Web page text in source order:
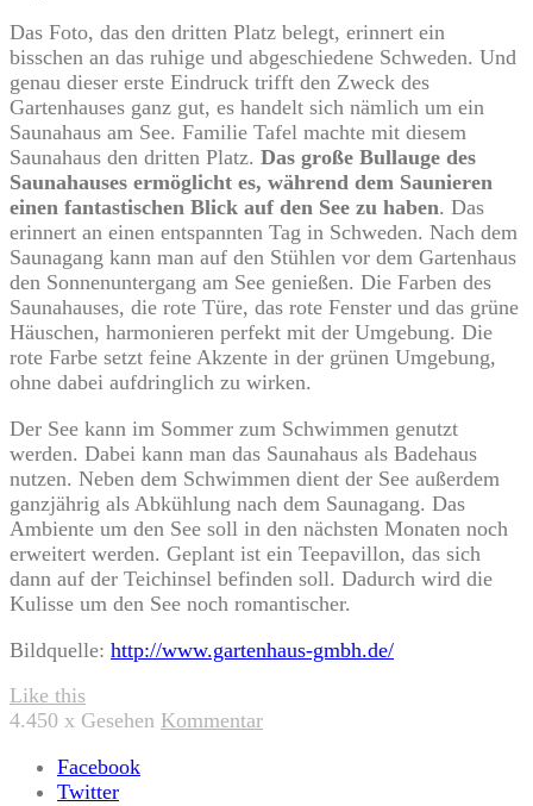
Das Foto, das den dritten Platz belegt, erinnert ein
bisschen an das ruhige und abgeschiedene Schweden. Und
genau dieser erste Eindruck trifft den Zweck des
Gartenhauses ganz gut, es handelt sich nämlich um ein
Saunahaus am See. Familie Tafel machte mit diesem
Saunahaus den dritten Platz. Das große Bullauge des
Saunahauses ermöglicht es, während dem Saunieren
einen fantastischen Blick auf den See zu haben. Das
erinnert an einen entspannten Tag in Schweden. Nach dem
Saunagang kann man auf den Stühlen vor dem Gartenhaus
den Sonnenuntergang am See genießen. Die Farben des
Saunahauses, die rote Türe, das rote Fenster und das grüne
Häuschen, harmonieren perfekt mit der Umgebung. Die
rote Farbe setzt feine Akzente in der grünen Umgebung,
ohne dabei aufdringlich zu wirken.
Der See kann im Sommer zum Schwimmen genutzt
werden. Dabei kann man das Saunahaus als Badehaus
nutzen. Neben dem Schwimmen dient der See außerdem
ganzjährig als Abkühlung nach dem Saunagang. Das
Ambiente um den See soll in den nächsten Monaten noch
erweitert werden. Geplant ist ein Teepavillon, das sich
dann auf der Teichinsel befinden soll. Dadurch wird die
Kulisse um den See noch romantischer.
Bildquelle: http://www.gartenhaus-gmbh.de/
Like this
4.450 x Gesehen Kommentar
Facebook
Twitter